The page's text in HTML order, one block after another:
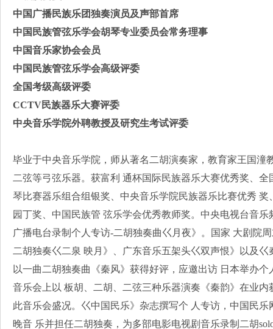
中国广播民族乐团独奏演员及声部首席
中国民族管弦乐学会胡琴专业委员会常务理事
中国音乐家协会会员
中国民族管弦乐学会高级评委
全国考级高级评委
CCTV民族器乐大赛评委
中央音乐学院外聘教授及研究生考试评委
毕业于中央音乐学院，师从著名二胡演奏家，教育家王国潼
二弦等弓弦乐器。获富利 通杯国际民族器乐大赛优秀奖、
琴比赛器乐组合组银奖、中央音乐学院民族器乐比赛优秀
园丁奖、中国民族管 弦乐学会优秀教师奖。中央电视台音
广播电台录制个人专访-二胡独奏曲巜月夜》。国家 大剧院
二胡独奏巜二泉 映月》、广东音乐五架头巜双声恨》以及
以一曲二胡独奏曲《秦风》获得好评，应邀出访 日本举办
音乐会上以 板胡、二胡、二弦三种乐器演奏《秦韵》在业
此音乐会盛况。巜中国民乐》杂志撰写个 人专访，中国民
晚音 乐并担任二胡独奏，为多部电影电视剧音乐录制二胡